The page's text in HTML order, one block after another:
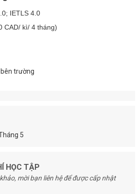
IETLS 4.0
CAD/ kì/ 4 tháng)
trường
5
HỌC TẬP
mời bạn liên hệ để được cấp nhật